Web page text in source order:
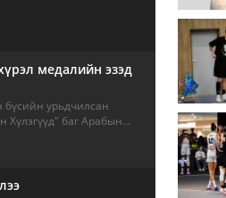
медалийн эзэд
урьдчилсан
баг Арабын...